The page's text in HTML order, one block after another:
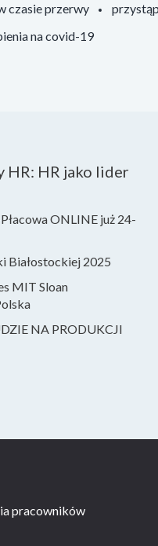
czasie przerwy
na covid-19
HR: HR jako lider
ONLINE już 24-
Białostockiej 2025
MIT Sloan
NA PRODUKCJI
pracowników